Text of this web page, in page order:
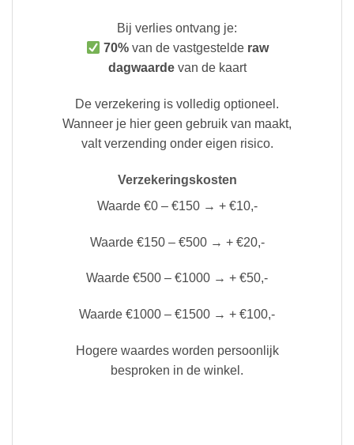
Bij verlies ontvang je:
70%van de vastgestelde raw
dagwaardevan de kaart
De verzekering is volledig optioneel.
Wanneer je hier geen gebruik van maakt,
valt verzending onder eigen risico.
Verzekeringskosten
Waarde €0 – €150 → + €10,-
Waarde €150 – €500 → + €20,-
Waarde €500 – €1000 → + €50,-
Waarde €1000 – €1500 → + €100,-
Hogere waardes worden persoonlijk
besproken in de winkel.